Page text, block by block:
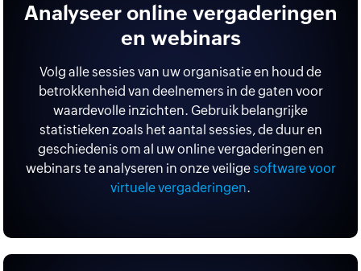
Analyseer online vergaderingen
en webinars
Volg alle sessies van uw organisatie en houd de
betrokkenheid van deelnemers in de gaten voor
waardevolle inzichten. Gebruik belangrijke
statistieken zoals het aantal sessies, de duur en
geschiedenis om al uw online vergaderingen en
webinars te analyseren in onze veilige software voor
virtuele vergaderingen.